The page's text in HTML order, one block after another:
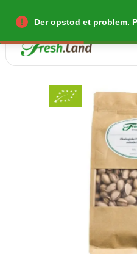
Tilbage
Der opstod et problem.